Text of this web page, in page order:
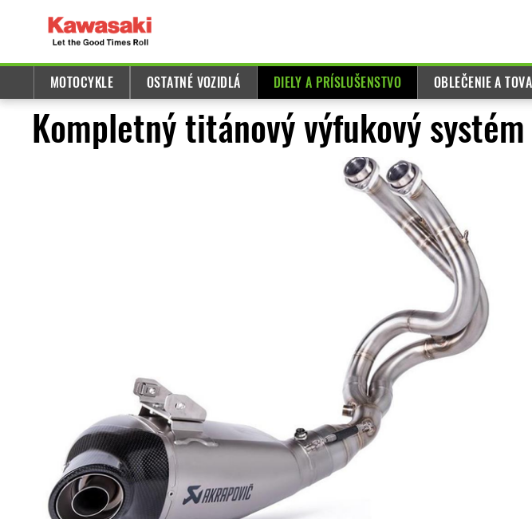
MOTOCYKLE OSTATNÉ VOZIDLÁ DIELY A PRÍSLUŠENSTVO OBLEČENIE A
Kompletný titánový výfukový